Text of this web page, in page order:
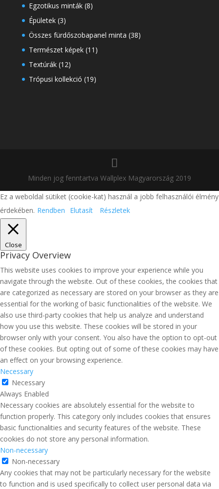
Egzotikus minták (8)
Épületek (3)
Összes fürdőszobapanel minta (38)
Természet képek (11)
Textúrák (12)
Trópusi kollekció (19)
Minden jog fenntartva Wallplex Magyarország 2019
Ez a weboldal sütiket (cookie-kat) használ a jobb felhasználói élmény
érdekében. Rendben Elutasít Részletek
Close
Privacy Overview
This website uses cookies to improve your experience while you
navigate through the website. Out of these cookies, the cookies that
are categorized as necessary are stored on your browser as they are
essential for the working of basic functionalities of the website. We
also use third-party cookies that help us analyze and understand
how you use this website. These cookies will be stored in your
browser only with your consent. You also have the option to opt-out
of these cookies. But opting out of some of these cookies may have
an effect on your browsing experience.
Necessary
Necessary
Always Enabled
Necessary cookies are absolutely essential for the website to
function properly. This category only includes cookies that ensures
basic functionalities and security features of the website. These
cookies do not store any personal information.
Non-necessary
Non-necessary
Any cookies that may not be particularly necessary for the website
to function and is used specifically to collect user personal data via